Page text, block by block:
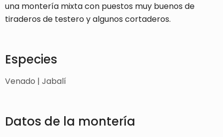
una montería mixta con puestos muy buenos de
tiraderos de testero y algunos cortaderos.
Especies
Venado | Jabalí
Datos de la montería